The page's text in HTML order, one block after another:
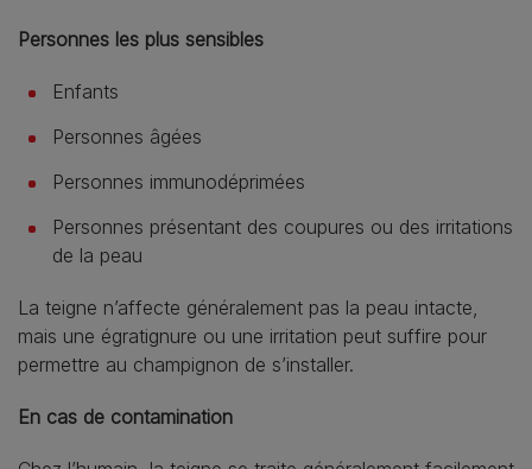
Personnes les plus sensibles
Enfants
Personnes âgées
Personnes immunodéprimées
Personnes présentant des coupures ou des irritations
de la peau
La teigne n’affecte généralement pas la peau intacte,
mais une égratignure ou une irritation peut suffire pour
permettre au champignon de s’installer.
En cas de contamination